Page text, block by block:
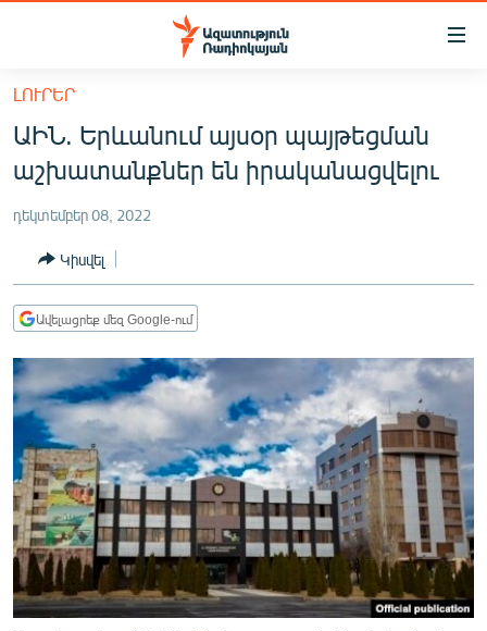
Մատչելիության
հիմնական
բովանդակությանը
Անցնել
հիմնական
մենյուին
ՀԱՅԱՍՏԱՆ
ՔԱՂԱՔԱԿԱՆ
ԸՆՏՐՈՒԹՅՈՒՆՆԵՐ 2026
ԻՐԱՎՈՒՆՔ
ՀԱՍԱՐԱԿՈՒԹՅՈՒՆ
ՂԱՐԱԲԱՂ
ՊԱՏԵՐԱԶՄԻ 6 ՇԱԲԱԹՆԵՐԸ
ՏԱՐԱԾԱՇՐՋԱՆ
ՄԻՋԱԶԳԱՅԻՆ
ՄՇԱԿՈՒՅԹ
ՍՊՈՐՏ
ՄԵԿՆԱԲԱՆՈՒԹՅՈՒՆ
ԼՈՒՐԵՐ
ԱԻՆ. Երևանում այսօր պայթեցման
աշխատանքներ են իրականացվելու
դեկտեմբեր 08, 2022
Կիսվել
Ավելացրեք մեզ Google-ում